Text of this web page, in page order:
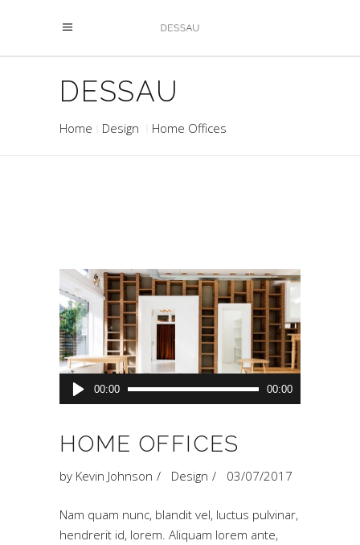
DESSAU
Home Design Home Offices
Audio
Player
00:00 00:00
HOME OFFICES
by Kevin Johnson Design 03/07/2017
Nam quam nunc, blandit vel, luctus pulvinar,
hendrerit id, lorem. Aliquam lorem ante,